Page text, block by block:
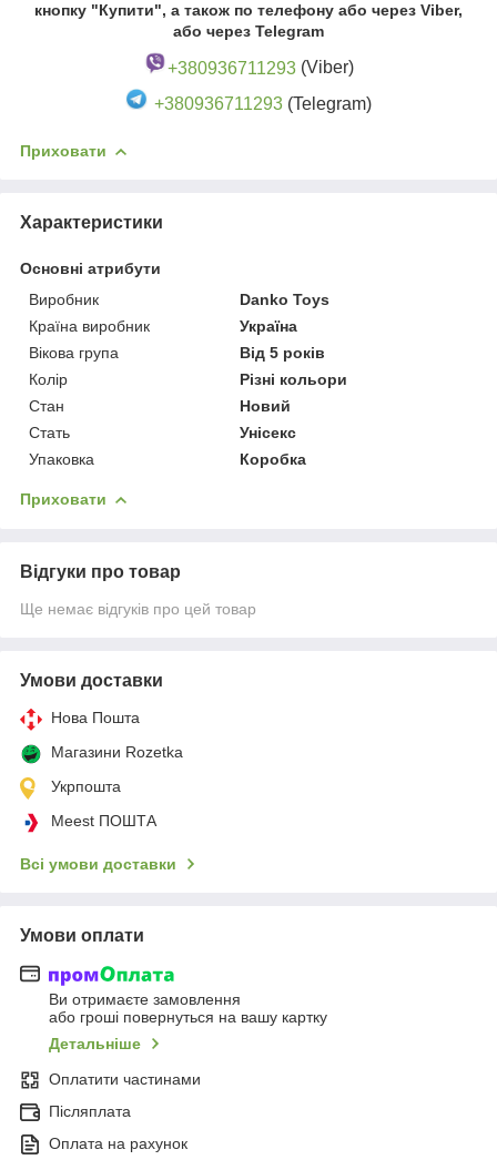
кнопку "Купити", а також по телефону або через Viber,
або через Telegram
+380936711293(Viber)
+380936711293 (Telegram)
Приховати
Характеристики
Основні атрибути
Виробник
Danko Toys
Країна виробник
Україна
Вікова група
Від 5 років
Колір
Різні кольори
Стан
Новий
Стать
Унісекс
Упаковка
Коробка
Приховати
Відгуки про товар
Ще немає відгуків про цей товар
Умови доставки
Нова Пошта
Магазини Rozetka
Укрпошта
Meest ПОШТА
Всі умови доставки
Умови оплати
Ви отримаєте замовлення
або гроші повернуться на вашу картку
Детальніше
Оплатити частинами
Післяплата
Оплата на рахунок